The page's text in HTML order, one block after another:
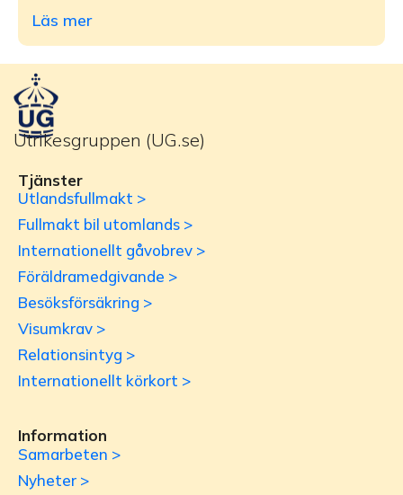
Läs mer
Utrikesgruppen (UG.se)
Tjänster
Utlandsfullmakt >
Fullmakt bil utomlands >
Internationellt gåvobrev >
Föräldramedgivande >
Besöksförsäkring >
Visumkrav >
Relationsintyg >
Internationellt körkort >
Information
Samarbeten >
Nyheter >